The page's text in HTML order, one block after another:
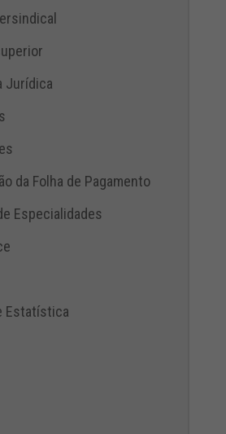
Jurídica
da Folha de Pagamento
Especialidades
Estatística